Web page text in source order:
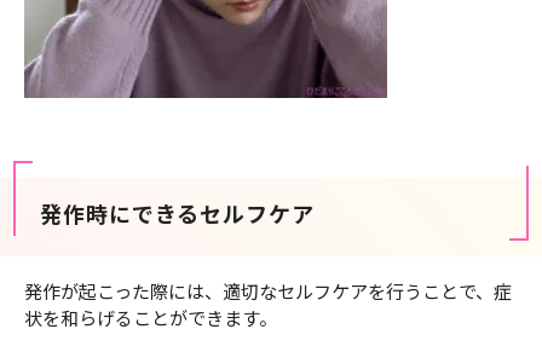
発作時にできるセルフケア
発作が起こった際には、適切なセルフケアを行うことで、症
状を和らげることができます。